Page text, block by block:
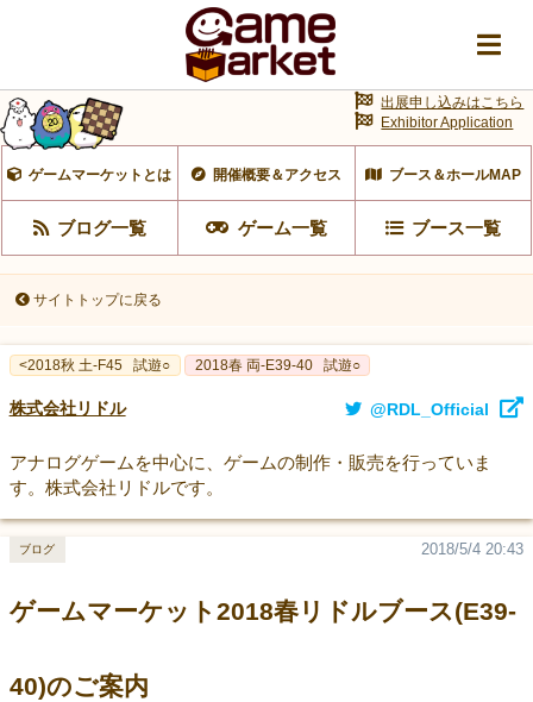
ゲームマーケットとは 開催概要＆アクセス ブース＆ホールMAP
ブログ一覧 ゲーム一覧 ブース一覧
出展申し込みはこちら
Exhibitor Application
サイトトップに戻る
<2018秋 土-F45 試遊○ 2018春 両-E39-40 試遊○
株式会社リドル @RDL_Official
アナログゲームを中心に、ゲームの制作・販売を行っていま
す。株式会社リドルです。
ゲームマーケット2018春リドルブース(E39-
40)のご案内
2018/5/4 20:43
ブログ